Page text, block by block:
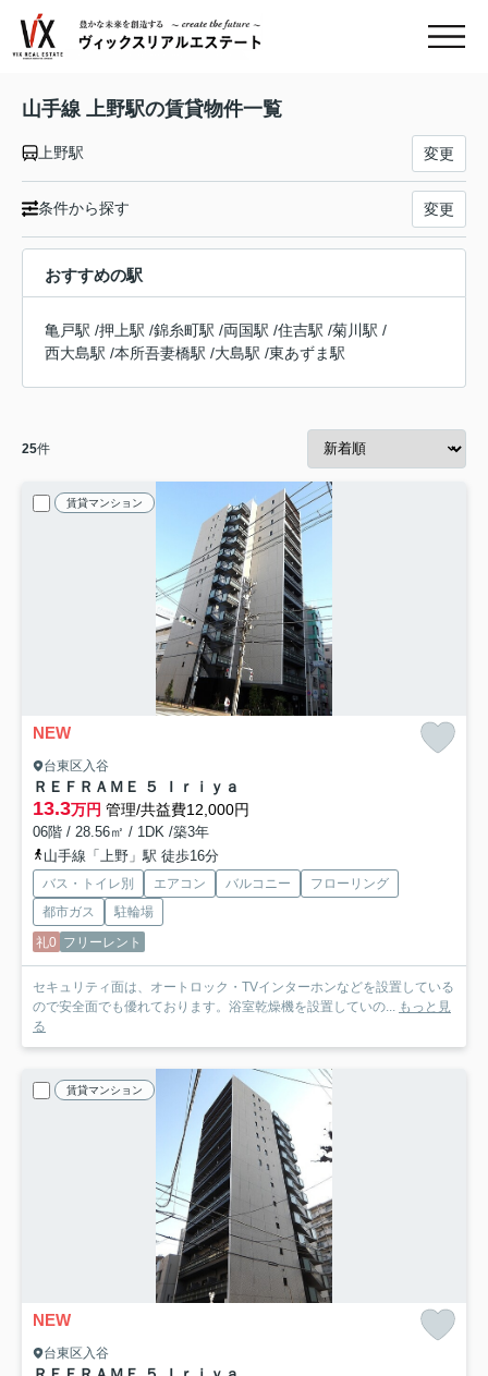
山手線 上野駅の賃貸物件一覧
上野駅 変更
条件から探す 変更
おすすめの駅
亀戸駅 /押上駅 /錦糸町駅 /両国駅 /住吉駅 /菊川駅 /
西大島駅 /本所吾妻橋駅 /大島駅 /東あずま駅
25件
賃貸マンション
NEW
台東区入谷
ＲＥＦＲＡＭＥ ５ Ｉｒｉｙａ
13.3万円 管理/共益費12,000円
06階 / 28.56㎡ / 1DK /築3年
山手線「上野」駅 徒歩16分
バス・トイレ別 エアコン バルコニー
フローリング
都市ガス
駐輪場
礼0 フリーレント
セキュリティ面は、オートロック・TVインターホンなどを設置している
ので安全面でも優れております。浴室乾燥機を設置していの... もっと見
る
賃貸マンション
NEW
台東区入谷